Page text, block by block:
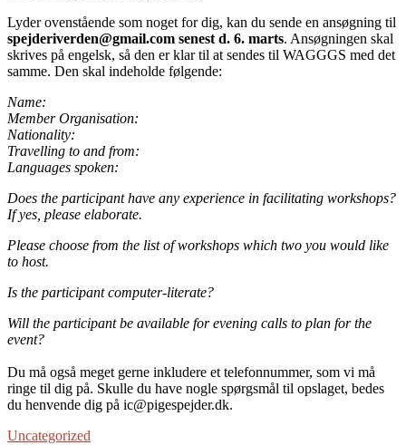
Lyder ovenstående som noget for dig, kan du sende en ansøgning til
spejderiverden@gmail.com senest d. 6. marts. Ansøgningen skal
skrives på engelsk, så den er klar til at sendes til WAGGGS med det
samme. Den skal indeholde følgende:
Name:
Member Organisation:
Nationality:
Travelling to and from:
Languages spoken:
Does the participant have any experience in facilitating workshops?
If yes, please elaborate.
Please choose from the list of workshops which two you would like
to host.
Is the participant computer-literate?
Will the participant be available for evening calls to plan for the
event?
Du må også meget gerne inkludere et telefonnummer, som vi må
ringe til dig på. Skulle du have nogle spørgsmål til opslaget, bedes
du henvende dig på ic@pigespejder.dk.
Uncategorized